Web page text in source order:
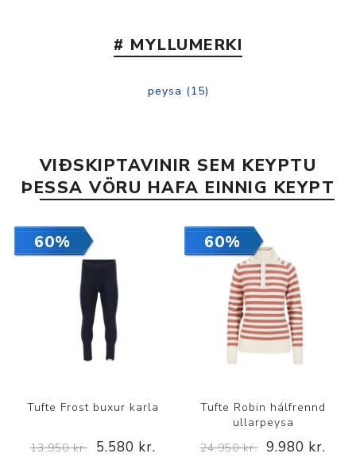
# MYLLUMERKI
peysa (15)
VIÐSKIPTAVINIR SEM KEYPTU
ÞESSA VÖRU HAFA EINNIG KEYPT
60%
Tufte Frost buxur karla
13.950 kr. 5.580 kr.
60%
Tufte Robin hálfrennd
ullarpeysa
24.950 kr. 9.980 kr.